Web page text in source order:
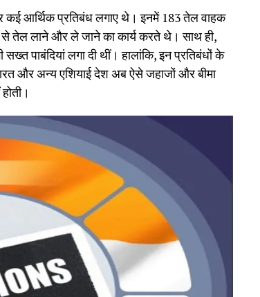
कई आर्थिक प्रतिबंध लगाए थे। इनमें 183 तेल वाहक
तेल लाने और ले जाने का कार्य करते थे। साथ ही,
पाबंदियां लगा दी थीं। हालांकि, इन प्रतिबंधों के
और अन्य एशियाई देश अब ऐसे जहाजों और बीमा